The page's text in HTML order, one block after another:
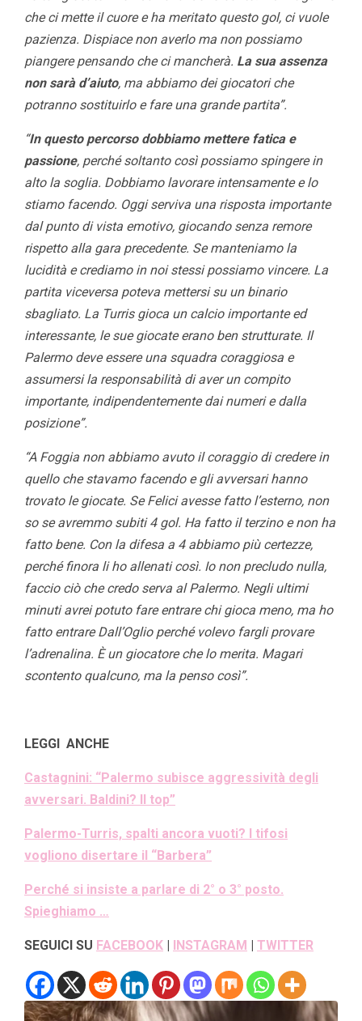
che ci mette il cuore e ha meritato questo gol, ci vuole
pazienza. Dispiace non averlo ma non possiamo
piangere pensando che ci mancherà. La sua assenza
non sarà d’aiuto, ma abbiamo dei giocatori che
potranno sostituirlo e fare una grande partita”.
“In questo percorso dobbiamo mettere fatica e
passione, perché soltanto così possiamo spingere in
alto la soglia. Dobbiamo lavorare intensamente e lo
stiamo facendo. Oggi serviva una risposta importante
dal punto di vista emotivo, giocando senza remore
rispetto alla gara precedente. Se manteniamo la
lucidità e crediamo in noi stessi possiamo vincere. La
partita viceversa poteva mettersi su un binario
sbagliato. La Turris gioca un calcio importante ed
interessante, le sue giocate erano ben strutturate. Il
Palermo deve essere una squadra coraggiosa e
assumersi la responsabilità di aver un compito
importante, indipendentemente dai numeri e dalla
posizione”.
“A Foggia non abbiamo avuto il coraggio di credere in
quello che stavamo facendo e gli avversari hanno
trovato le giocate. Se Felici avesse fatto l’esterno, non
so se avremmo subiti 4 gol. Ha fatto il terzino e non ha
fatto bene. Con la difesa a 4 abbiamo più certezze,
perché finora li ho allenati così. Io non precludo nulla,
faccio ciò che credo serva al Palermo. Negli ultimi
minuti avrei potuto fare entrare chi gioca meno, ma ho
fatto entrare Dall’Oglio perché volevo fargli provare
l’adrenalina. È un giocatore che lo merita. Magari
scontento qualcuno, ma la penso così”.
LEGGI ANCHE
Castagnini: “Palermo subisce aggressività degli
avversari. Baldini? Il top”
Palermo-Turris, spalti ancora vuoti? I tifosi
vogliono disertare il “Barbera”
Perché si insiste a parlare di 2° o 3° posto.
Spieghiamo …
SEGUICI SU FACEBOOK INSTAGRAM TWITTER